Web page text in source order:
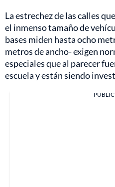
La estrechez de las calles
el inmenso tamaño de
bases miden hasta ocho
metros de ancho- exigen
especiales que al parecer
escuela y están siendo